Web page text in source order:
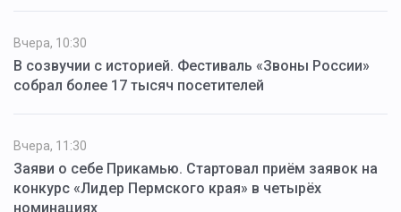
Вчера, 10:30
В созвучии с историей. Фестиваль «Звоны России»
собрал более 17 тысяч посетителей
Вчера, 11:30
Заяви о себе Прикамью. Стартовал приём заявок на
конкурс «Лидер Пермского края» в четырёх
номинациях